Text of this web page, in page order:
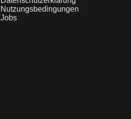
Nutzungsbedingungen
Jobs